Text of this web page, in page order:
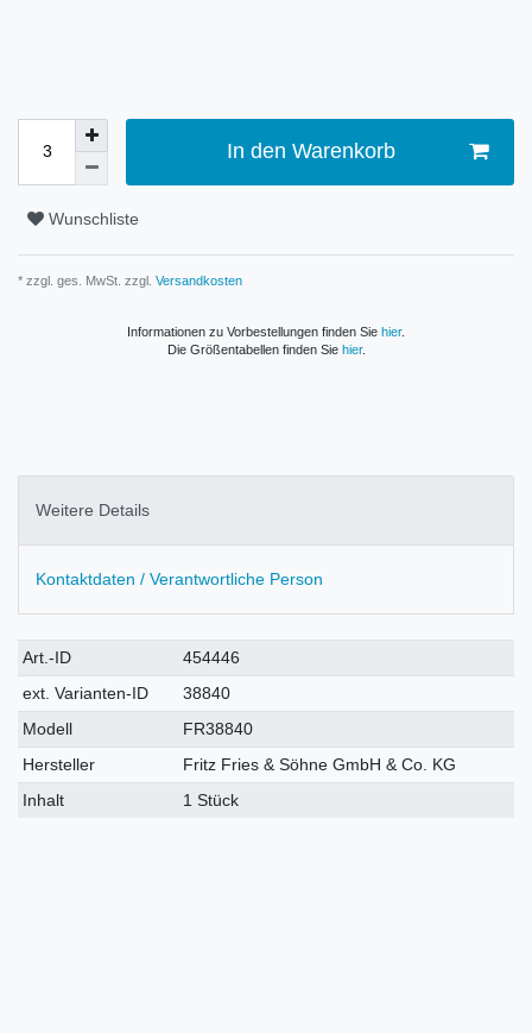
In den Warenkorb
Wunschliste
* zzgl. ges. MwSt. zzgl. Versandkosten
Informationen zu Vorbestellungen finden Sie hier.
Die Größentabellen finden Sie hier.
Weitere Details
Kontaktdaten / Verantwortliche Person
Technisches
Merkmal
Wert
Art.-ID
454446
ext. Varianten-ID
38840
Modell
FR38840
Hersteller
Fritz Fries & Söhne GmbH & Co. KG
Inhalt
1 Stück